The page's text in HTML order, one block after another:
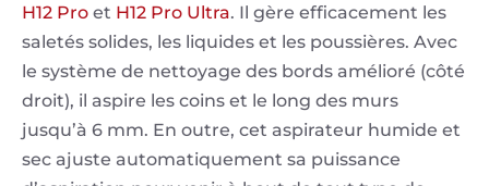
H12 Pro et H12 Pro Ultra. Il gère efficacement les
saletés solides, les liquides et les poussières. Avec
le système de nettoyage des bords amélioré (côté
droit), il aspire les coins et le long des murs
jusqu’à 6 mm. En outre, cet aspirateur humide et
sec ajuste automatiquement sa puissance